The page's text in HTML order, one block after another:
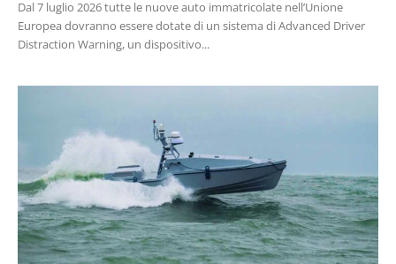
Dal 7 luglio 2026 tutte le nuove auto immatricolate nell’Unione
Europea dovranno essere dotate di un sistema di Advanced Driver
Distraction Warning, un dispositivo...